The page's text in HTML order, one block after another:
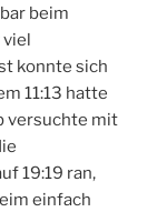
beim
viel
konnte sich
11:13 hatte
versuchte mit
19:19 ran,
einfach